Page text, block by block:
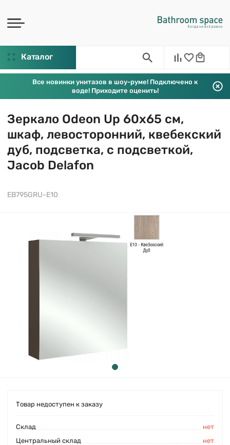
Каталог
Все новинки унитазов в шоу-руме! Подключено к
воде! Приходите оценить!
Зеркало Odeon Up 60х65 см,
шкаф, левосторонний, квебекский
дуб, подсветка, с подсветкой,
Jacob Delafon
EB795GRU-E10
Товар недоступен к заказу
Cклад
нет
Центральный склад
нет